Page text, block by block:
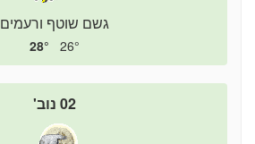
גשם שוטף ורעמים
26°
28°
02 נוב'